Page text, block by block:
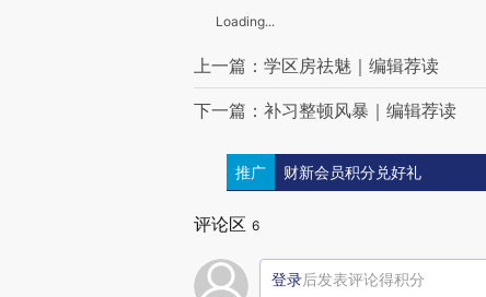
Loading...
上一篇：学区房祛魅｜编辑荐读
下一篇：补习整顿风暴｜编辑荐读
推广 财新会员积分兑好礼
评论区 6
登录后发表评论得积分